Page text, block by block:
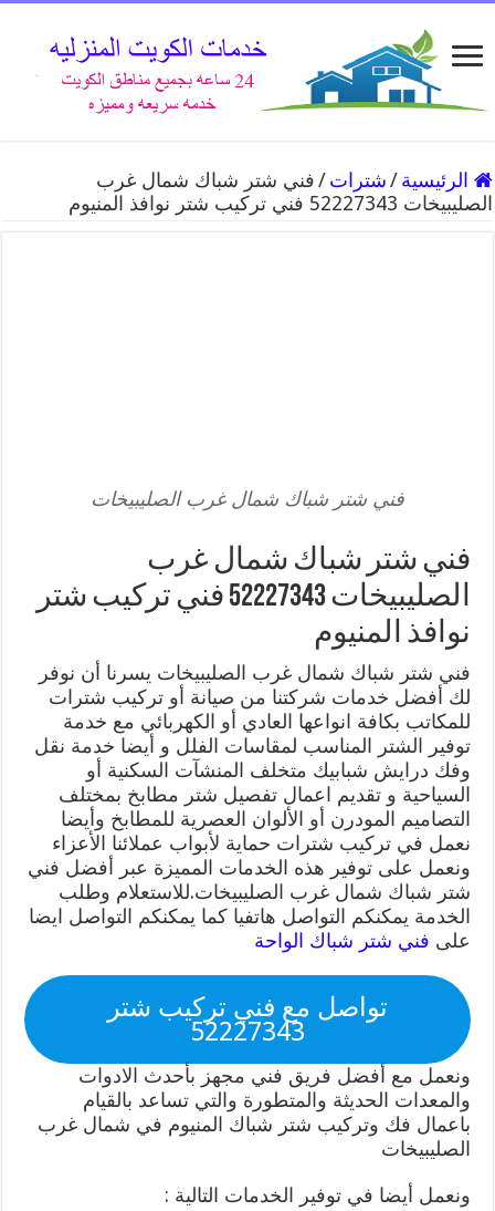
الرئيسية /شترات /فني شتر شباك شمال غرب
الصليبيخات 52227343 فني تركيب شتر نوافذ المنيوم
فني شتر شباك شمال غرب الصليبيخات
فني شتر شباك شمال غرب
الصليبيخات 52227343 فني تركيب شتر
نوافذ المنيوم
فني شتر شباك شمال غرب الصليبيخات يسرنا أن نوفر
لك أفضل خدمات شركتنا من صيانة أو تركيب شترات
للمكاتب بكافة انواعها العادي أو الكهربائي مع خدمة
توفير الشتر المناسب لمقاسات الفلل و أيضا خدمة نقل
وفك درايش شبابيك متخلف المنشآت السكنية أو
السياحية و تقديم اعمال تفصيل شتر مطابخ بمختلف
التصاميم المودرن أو الألوان العصرية للمطابخ وأيضا
نعمل في تركيب شترات حماية لأبواب عملائنا الأعزاء
ونعمل على توفير هذه الخدمات المميزة عبر أفضل فني
شتر شباك شمال غرب الصليبيخات.للاستعلام وطلب
الخدمة يمكنكم التواصل هاتفيا كما يمكنكم التواصل ايضا
على فني شتر شباك الواحة
تواصل مع فني تركيب شتر
52227343
ونعمل مع أفضل فريق فني مجهز بأحدث الادوات
والمعدات الحديثة والمتطورة والتي تساعد بالقيام
باعمال فك وتركيب شتر شباك المنيوم في شمال غرب
الصليبيخات
ونعمل أيضا في توفير الخدمات التالية :